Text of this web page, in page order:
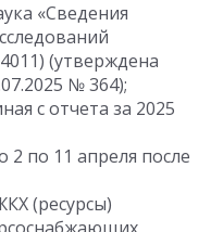
«Сведения
(утверждена
№ 364);
с отчета за 2025
2 по 11 апреля после
(ресурсы)